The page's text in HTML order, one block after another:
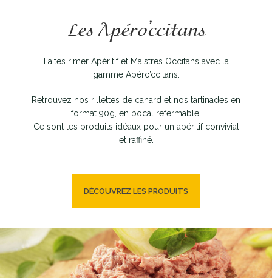
Les Apéro’ccitans
Faites rimer Apéritif et Maistres Occitans avec la
gamme Apéro’ccitans.
Retrouvez nos rillettes de canard et nos tartinades en
format 90g, en bocal refermable.
Ce sont les produits idéaux pour un apéritif convivial
et raffiné.
DÉCOUVREZ LES PRODUITS